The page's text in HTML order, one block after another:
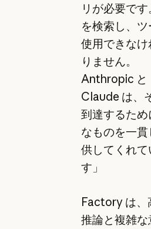
リが必要で
を検索し、ツ
使用できなけ
りません。
Anthropic と
Claude は、
到達するた
なものを一貫
供してくれて
す」
Factory は、
推論と複雑